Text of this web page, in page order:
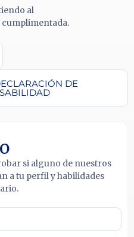
al
cumplimentada.
DE
si alguno de nuestros
a tu perfil y habilidades